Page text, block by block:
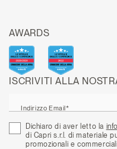
ISCRIVITI ALLA
Indirizzo Email*
Dichiaro di aver letto la
di Capri s.r.l. di materiale
promozionali e
AWARDS